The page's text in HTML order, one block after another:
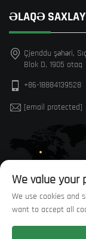
ƏLAQƏ
Çjenddu şəhəri,
Blok D, 1905 otaq
+86-18884139528
[email protected]
We value your
We use cookies and
want to accept all